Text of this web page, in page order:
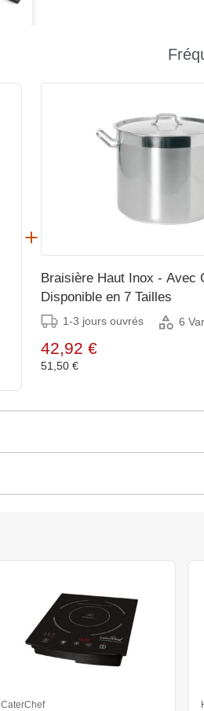
Braisière Haut Inox - Avec
Disponible en 7 Tailles
1-3 jours ouvrés 6
42,92 €
51,50 €
CaterChef